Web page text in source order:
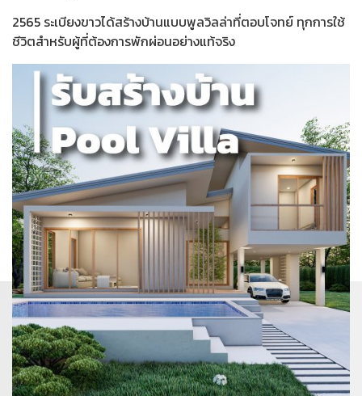
2565 ระเบียงขาวได้สร้างบ้านแบบพูลวิลล่าที่ตอบโจทย์ ทุกการใช้
ชีวิตสำหรับผู้ที่ต้องการพักผ่อนอย่างแท้จริง